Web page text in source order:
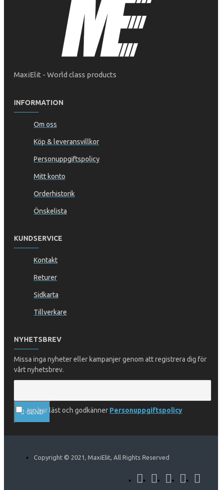
MaxiElit - World class products
INFORMATION
Om oss
Köp & leveransvillkor
Personuppgiftspolicy
Mitt konto
Orderhistorik
Önskelista
KUNDSERVICE
Kontakt
Returer
Sidkarta
Tillverkare
NYHETSBREV
Missa inga nyheter eller kampanjer genom att registrera dig för
vårt nyhetsbrev.
SEND
Jag har läst och godkänner Personuppgiftspolicy
Copyright © 2021, MaxiElit, All Rights Reserved